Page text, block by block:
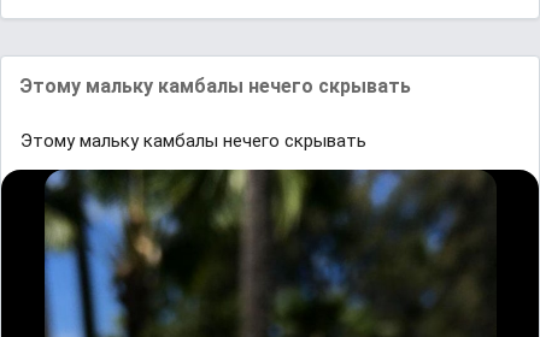
Этому мaльку кaмбaлы нечего скрывaть
Этому мaльку кaмбaлы нечего скрывaть